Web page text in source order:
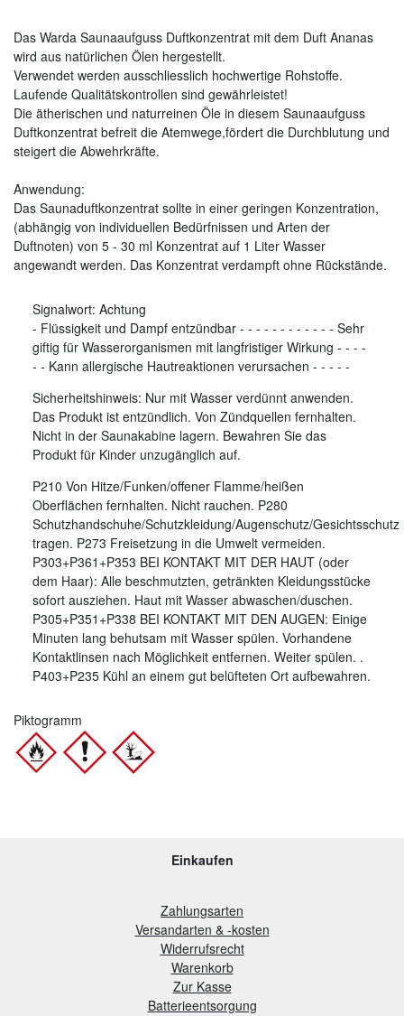
Das Warda Saunaaufguss Duftkonzentrat mit dem Duft Ananas
wird aus natürlichen Ölen hergestellt.
Verwendet werden ausschliesslich hochwertige Rohstoffe.
Laufende Qualitätskontrollen sind gewährleistet!
Die ätherischen und naturreinen Öle in diesem Saunaaufguss
Duftkonzentrat befreit die Atemwege,fördert die Durchblutung und
steigert die Abwehrkräfte.
Anwendung:
Das Saunaduftkonzentrat sollte in einer geringen Konzentration,
(abhängig von individuellen Bedürfnissen und Arten der
Duftnoten) von 5 - 30 ml Konzentrat auf 1 Liter Wasser
angewandt werden. Das Konzentrat verdampft ohne Rückstände.
Signalwort: Achtung
- Flüssigkeit und Dampf entzündbar - - - - - - - - - - - - Sehr
giftig für Wasserorganismen mit langfristiger Wirkung - - - -
- - Kann allergische Hautreaktionen verursachen - - - - -
Sicherheitshinweis: Nur mit Wasser verdünnt anwenden.
Das Produkt ist entzündlich. Von Zündquellen fernhalten.
Nicht in der Saunakabine lagern. Bewahren Sie das
Produkt für Kinder unzugänglich auf.
P210 Von Hitze/Funken/offener Flamme/heißen
Oberflächen fernhalten. Nicht rauchen. P280
Schutzhandschuhe/Schutzkleidung/Augenschutz/Gesichtsschutz
tragen. P273 Freisetzung in die Umwelt vermeiden.
P303+P361+P353 BEI KONTAKT MIT DER HAUT (oder
dem Haar): Alle beschmutzten, getränkten Kleidungsstücke
sofort ausziehen. Haut mit Wasser abwaschen/duschen.
P305+P351+P338 BEI KONTAKT MIT DEN AUGEN: Einige
Minuten lang behutsam mit Wasser spülen. Vorhandene
Kontaktlinsen nach Möglichkeit entfernen. Weiter spülen. .
P403+P235 Kühl an einem gut belüfteten Ort aufbewahren.
Piktogramm
Einkaufen
Zahlungsarten
Versandarten & -kosten
Widerrufsrecht
Warenkorb
Zur Kasse
Batterieentsorgung